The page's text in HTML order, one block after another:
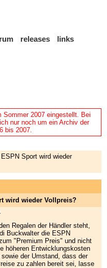
Sommer 2007 eingestellt. Bei
nur noch um ein Archiv der
bis 2007.
Sport wird wieder
wird wieder Vollpreis?
Regalen der Händler steht,
Buckwalter die ESPN
"Premium Preis" und nicht
höheren Entwicklungskosten
der Umstand, dass der
zu zahlen bereit sei, lasse
releases
links